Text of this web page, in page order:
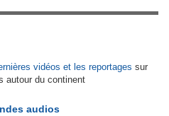
vidéos et les reportages sur
autour du continent
audios